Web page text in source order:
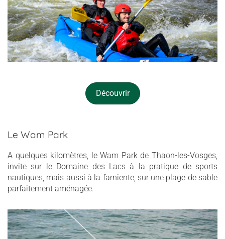
Découvrir
Le Wam Park
A quelques kilomètres, le Wam Park de Thaon-les-Vosges,
invite sur le Domaine des Lacs à la pratique de sports
nautiques, mais aussi à la farniente, sur une plage de sable
parfaitement aménagée.